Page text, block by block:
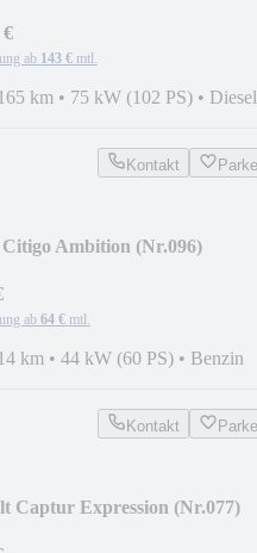
€
ab 143 € mtl.
km • 75 kW (102 PS) • Diesel
Kontakt
Citigo Ambition (Nr.096)
ab 64 € mtl.
km • 44 kW (60 PS) • Benzin
Kontakt
Captur Expression (Nr.077)